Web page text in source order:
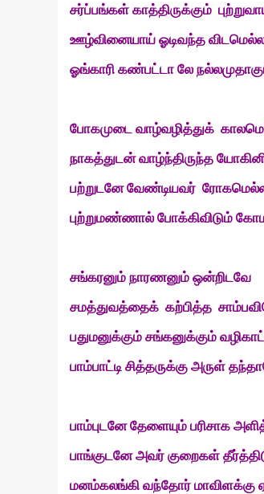
சர்ப்பங்கள் காத்திருக்கும்
ஊழ்வினையாய் ஓடிவந்த
ஓங்காரி கண்பட்டா லே
போகமுடை வாழ்வழித்துக்
நாகத்துடன் வாழ்ந்திருந்த
பற்றுடனே வேண்டியவர்
புற்றுமண்ணால் போக்கிவிடும்
சங்கரனும் நாரணனும் ஒன்றிடவே
சமத்துவத்தைக் கற்பித்த
பதுமனுக்கும் சங்கனுக்கும்
பாம்பாட்டி சித்தருக்கு அருள்
பாம்புடனே தேளையும் பரிசாக
பாங்குடனே அவர் குறைகள்
மனம்கலங்கி வந்தோர் மாவிளக்கு